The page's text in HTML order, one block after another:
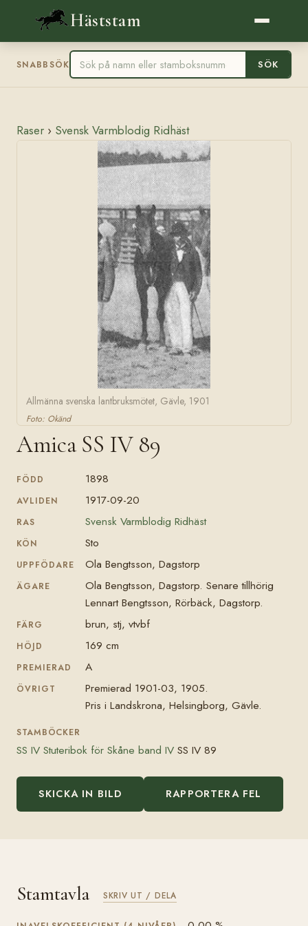
Häststam
SNABBSÖK SÖK
Raser › Svensk Varmblodig Ridhäst
Allmänna svenska lantbruksmötet, Gävle, 1901
Foto: Okänd
Amica SS IV 89
FÖDD 1898
AVLIDEN 1917-09-20
RAS Svensk Varmblodig Ridhäst
KÖN Sto
UPPFÖDARE Ola Bengtsson, Dagstorp
ÄGARE
Ola Bengtsson, Dagstorp. Senare tillhörig
Lennart Bengtsson, Rörbäck, Dagstorp.
FÄRG brun, stj, vtvbf
HÖJD 169 cm
PREMIERAD A
ÖVRIGT
Premierad 1901-03, 1905.
Pris i Landskrona, Helsingborg, Gävle.
STAMBÖCKER
SS IV Stuteribok för Skåne band IV SS IV 89
SKICKA IN BILD RAPPORTERA FEL
Stamtavla SKRIV UT / DELA